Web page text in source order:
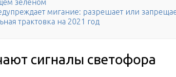
зеленом
мигание: разрешает или
трактовка на 2021 год
сигналы светофора